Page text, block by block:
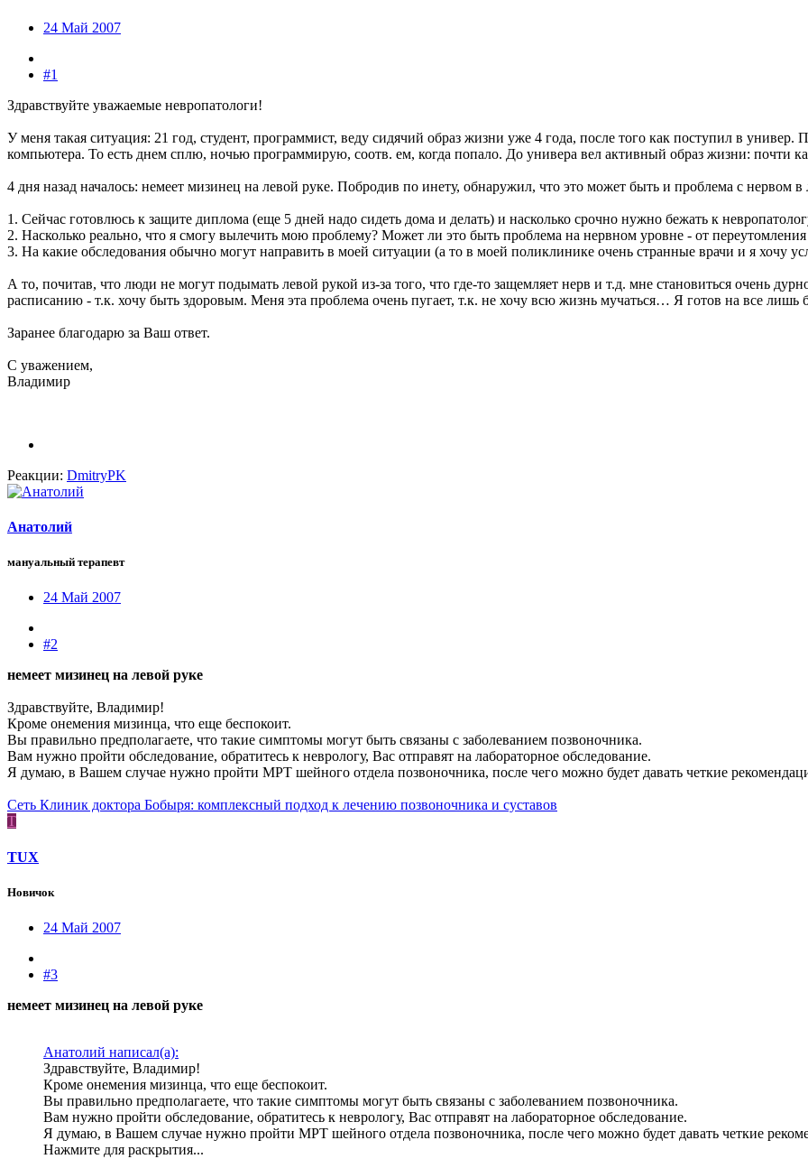
24 Май 2007
#1
Здравствуйте уважаемые невропатологи!
У меня такая ситуация: 21 год, студент, программист, веду сидячий образ жизни уже 4 года, после того как поступил в
компьютера. То есть днем сплю, ночью программирую, соотв. ем, когда попало. До универа вел активный образ жизни: почти
4 дня назад началось: немеет мизинец на левой руке. Побродив по инету, обнаружил, что это может быть и проблема с нервом
1. Сейчас готовлюсь к защите диплома (еще 5 дней надо сидеть дома и делать) и насколько срочно нужно бежать к
2. Насколько реально, что я смогу вылечить мою проблему? Может ли это быть проблема на нервном уровне - от переутомления
3. На какие обследования обычно могут направить в моей ситуации (а то в моей поликлинике очень странные врачи и я хочу
А то, почитав, что люди не могут подымать левой рукой из-за того, что где-то защемляет нерв и т.д. мне становиться очень
расписанию - т.к. хочу быть здоровым. Меня эта проблема очень пугает, т.к. не хочу всю жизнь мучаться… Я готов на все
Заранее благодарю за Ваш ответ.
С уважением,
Владимир
Реакции: DmitryPK
Анатолий
мануальный терапевт
24 Май 2007
#2
немеет мизинец на левой руке
Здравствуйте, Владимир!
Кроме онемения мизинца, что еще беспокоит.
Вы правильно предполагаете, что такие симптомы могут быть связаны с заболеванием позвоночника.
Вам нужно пройти обследование, обратитесь к неврологу, Вас отправят на лабораторное обследование.
Я думаю, в Вашем случае нужно пройти МРТ шейного отдела позвоночника, после чего можно будет давать четкие
Сеть Клиник доктора Бобыря: комплексный подход к лечению позвоночника и суставов
T
TUX
Новичок
24 Май 2007
#3
немеет мизинец на левой руке
Анатолий написал(а):
Здравствуйте, Владимир!
Кроме онемения мизинца, что еще беспокоит.
Вы правильно предполагаете, что такие симптомы могут быть связаны с заболеванием позвоночника.
Вам нужно пройти обследование, обратитесь к неврологу, Вас отправят на лабораторное обследование.
Я думаю, в Вашем случае нужно пройти МРТ шейного отдела позвоночника, после чего можно будет давать четкие
Нажмите для раскрытия...